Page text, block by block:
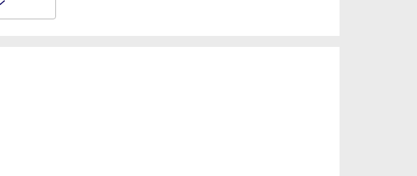
ポイント即利用で